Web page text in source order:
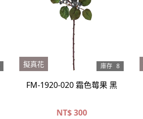
庫存 8
擬真花
FM-1920-020 霜色莓果 黑
NT$300